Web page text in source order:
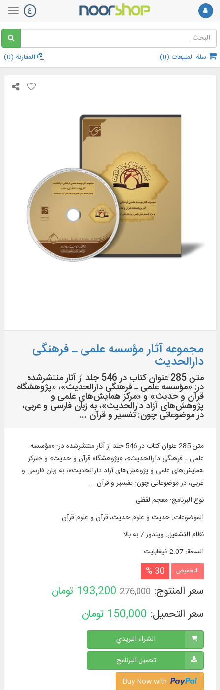
سلة المبيعات (0
) المقارنة (0
)
مجموعه آثار مؤسسه علمی ـ فرهنگی
دارالحدیث
متن 285 عنوان کتاب در 546 جلد از آثار منتشرشده
در: «مؤسسه علمی ـ فرهنگی دارالحدیث»، «پژوهشگاه
قرآن و حدیث» و «مرکز همایش‌های علمی و
پژوهش‌های آزاد دارالحدیث»، به زبان فارسی و عربی،
در موضوعاتی چون: تفسیر و قرآن ...
متن 285 عنوان کتاب در 546 جلد از آثار منتشرشده در: «مؤسسه
علمی ـ فرهنگی دارالحدیث»، «پژوهشگاه قرآن و حدیث» و «مرکز
همایش‌های علمی و پژوهش‌های آزاد دارالحدیث»، به زبان فارسی و
عربی، در موضوعاتی چون: تفسیر و قرآن ...
نوع البرنامج:معجم لفظی
الموضوعات:حدیث و علوم حدیث، قرآن و علوم قرآن
نظام التشغیل: ویندوز 7 به بالا
السعة:2.07 غيغابايت
التخفيض 30 %
سعر المنتوج:276,000
193,200 تومان
سعر التحميل: 150,000 تومان
الشراء البريدي
تحميل البرنامج